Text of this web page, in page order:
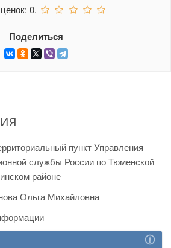
0.
Поделиться
пункт Управления
службы России по Тюменской
районе
Ольга Михайловна